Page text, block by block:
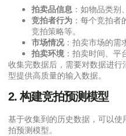
拍卖品信息 ：如物品类别
竞拍者行为 ：每个竞拍者
竞拍策略等。
市场情况：拍卖市场的需
拍卖环境 ：拍卖时间、平
收集完数据后，需要对数据进
型提供高质量的输入数据。
2.构建竞拍预测模型
基于收集到的历史数据，可以使
拍预测模型。